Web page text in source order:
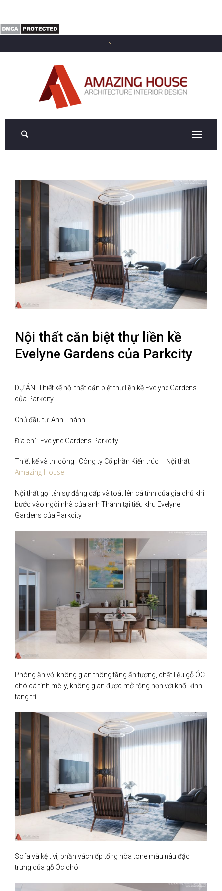
Nội thất căn biệt thự liền kề
Evelyne Gardens của Parkcity
DỰ ÁN: Thiết kế nội thất căn biệt thự liền kề Evelyne Gardens
của Parkcity
Chủ đầu tư: Anh Thành
Địa chỉ : Evelyne Gardens Parkcity
Thiết kế và thi công: Công ty Cổ phần Kiến trúc – Nội thất
Amazing House
Nội thất gọi tên sự đẳng cấp và toát lên cá tính của gia chủ khi
bước vào ngôi nhà của anh Thành tại tiểu khu Evelyne
Gardens của Parkcity
Phòng ăn với không gian thông tầng ấn tượng, chất liệu gỗ ÓC
chó cá tính mê ly, không gian được mở rộng hơn với khối kính
tang trí
Sofa và kệ tivi, phần vách ốp tổng hòa tone màu nâu đặc
trưng của gỗ Óc chó